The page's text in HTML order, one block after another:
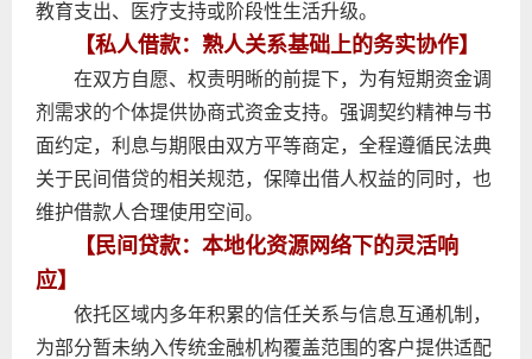
教育支出、医疗支持或阶段性生活升级。
【私人借款：熟人关系基础上的务实协作】
在双方自愿、权责明晰的前提下，为有短期资金调
剂需求的个体提供协商式资金支持。强调契约精神与书
面约定，利息与期限由双方平等商定，全程遵循民法典
关于民间借贷的相关规范，保障出借人权益的同时，也
维护借款人合理使用空间。
【民间贷款：本地化资源网络下的灵活响
应】
依托区域内多年积累的信任关系与信息互通机制，
为部分暂未纳入传统金融机构覆盖范围的客户提供适配